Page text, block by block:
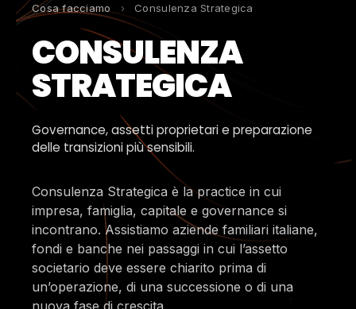
Cosa facciamo › Consulenza Strategica
CONSULENZA
STRATEGICA
Governance, assetti proprietari e preparazione
delle transizioni più sensibili.
Consulenza Strategica è la practice in cui
impresa, famiglia, capitale e governance si
incontrano. Assistiamo aziende familiari italiane,
fondi e banche nei passaggi in cui l’assetto
societario deve essere chiarito prima di
un’operazione, di una successione o di una